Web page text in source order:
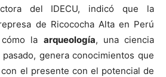
del IDECU, indicó que la
de Ricococha Alta en Perú
la arqueología, una ciencia
genera conocimientos que
el presente con el potencial de